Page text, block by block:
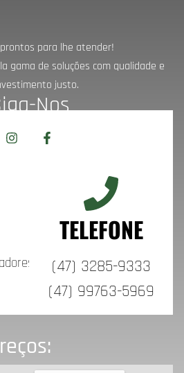
para lhe atender!
gama de soluções com qualidade e
justo.
Nos
TELEFONE
(47) 3285-9333
(47) 99763-5969